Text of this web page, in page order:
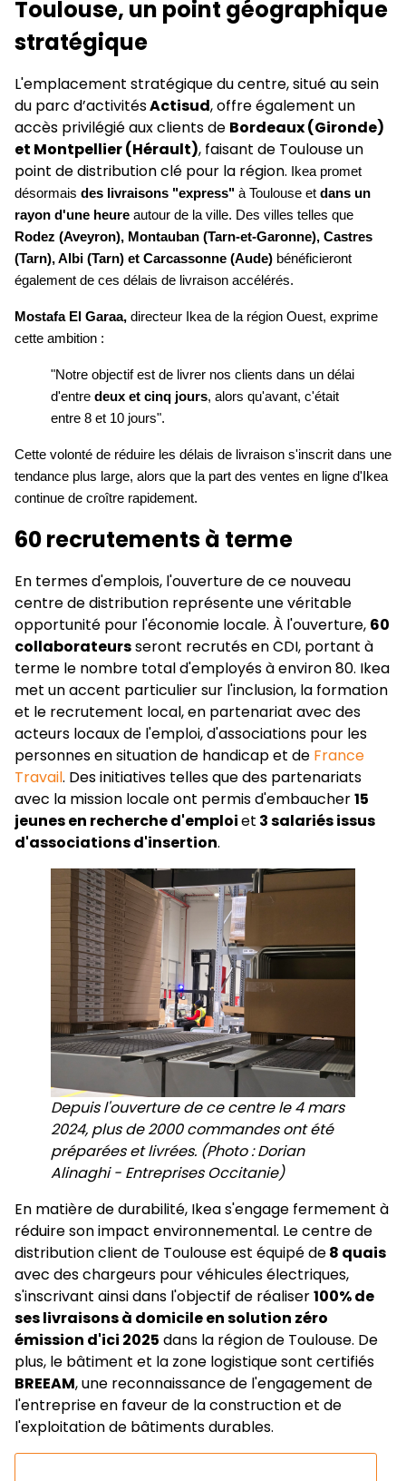
Toulouse, un point géographique
stratégique
L'emplacement stratégique du centre, situé au sein
du parc d’activitésActisud, offre également un
accès privilégié aux clients de Bordeaux (Gironde)
et Montpellier (Hérault), faisant de Toulouse un
point de distribution clé pour la région.
Ikea promet
désormais des livraisons "express" à Toulouse et dans un
rayon d'une heure autour de la ville. Des villes telles que
Rodez (Aveyron), Montauban (Tarn-et-Garonne), Castres
(Tarn), Albi (Tarn) et Carcassonne (Aude) bénéficieront
également de ces délais de livraison accélérés.
Mostafa El Garaa, directeur Ikea de la région Ouest, exprime
cette ambition :
"Notre objectif est de livrer nos clients dans un délai
d'entre deux et cinq jours, alors qu'avant, c'était
entre 8 et 10 jours".
Cette volonté de réduire les délais de livraison s'inscrit dans une
tendance plus large, alors que la part des ventes en ligne d'Ikea
continue de croître rapidement.
60 recrutements à terme
En termes d'emplois, l'ouverture de ce nouveau
centre de distribution représente une véritable
opportunité pour l'économie locale. À l'ouverture, 60
collaborateursseront recrutés en CDI, portant à
terme le nombre total d'employés à environ 80. Ikea
met un accent particulier sur l'inclusion, la formation
et le recrutement local, en partenariat avec des
acteurs locaux de l'emploi, d'associations pour les
personnes en situation de handicap et de France
Travail. Des initiatives telles que des partenariats
avec la mission locale ont permis d'embaucher15
jeunes en recherche d'emploiet 3 salariés issus
d'associations d'insertion.
Depuis l'ouverture de ce centre le 4 mars
2024, plus de 2000 commandes ont été
préparées et livrées. (Photo : Dorian
Alinaghi - Entreprises Occitanie)
En matière de durabilité, Ikea s'engage fermement à
réduire son impact environnemental. Le centre de
distribution client de Toulouse est équipé de8 quais
avec des chargeurs pour véhicules électriques,
s'inscrivant ainsi dans l'objectif de réaliser100% de
ses livraisons à domicile en solution zéro
émission d'ici 2025 dans la région de Toulouse. De
plus, le bâtiment et la zone logistique sont certifiés
BREEAM, une reconnaissance de l'engagement de
l'entreprise en faveur de la construction et de
l'exploitation de bâtiments durables.